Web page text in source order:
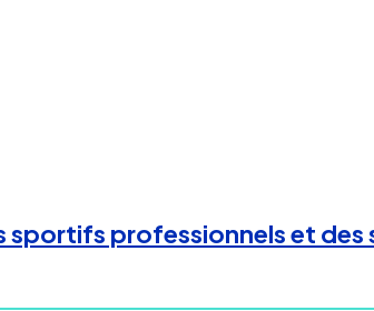
sportifs professionnels et